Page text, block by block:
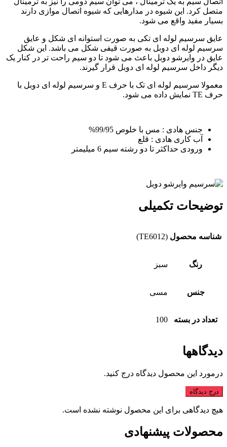
متصل کرد. این شیوه در مدارهایی که شیوه اتصال موازی دارند
بسیار مفید واقع می شود.
عایق سرسیم لوله ای تکی به صورت استوانه ‌ای شکل و عایق
سرسیم لوله ای دوبل به صورت قیفی شکل می باشد. این شکل
عایق در وایرشو دوبل باعث می شود تا دو سیم راحت تر در کنار یک
دیگر داخل سرسیم لوله ای دوبل قرار گیرند.
معمولا سرسیم لوله ای تک با حرف E و سرسیم لوله ای دوبل با
حرف TE نمایش داده می شود.
جنس هادی : مس با خلوص 99/95%
آب کاری هادی : قلع
ورودی حداکثر تا دو رشته سیم 6 میلیمتر
توضیحات تکمیلی
شناسه محصول (TE6012)
رنگ سبز
جنس مسی
تعداد در بسته 100
دیدگاهها
درمورد این محصول دیدگاه درج کنید.
درج دیدگاه
هیچ دیدگاهی برای این محصول نوشته نشده است.
محصولات پیشنهادی